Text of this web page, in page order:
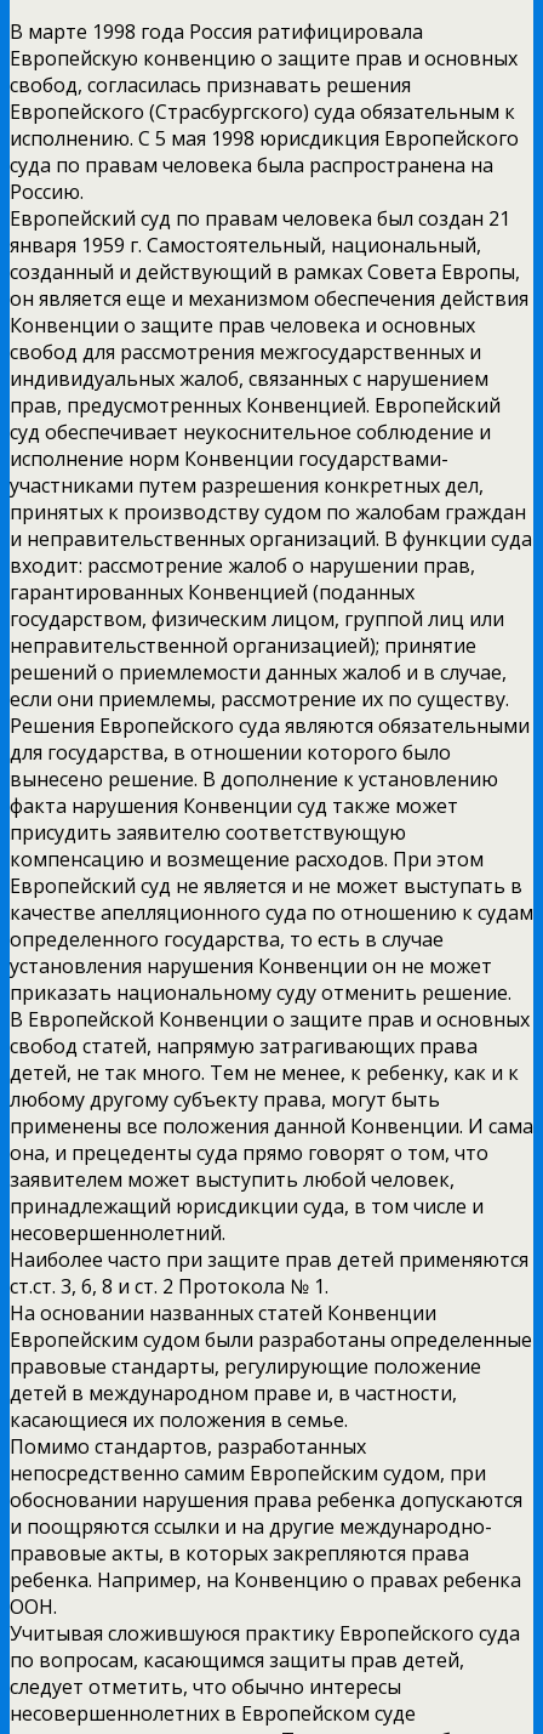
В марте 1998 года Россия ратифицировала
Европейскую конвенцию о защите прав и основных
свобод, согласилась признавать решения
Европейского (Страсбургского) суда обязательным к
исполнению. С 5 мая 1998 юрисдикция Европейского
суда по правам человека была распространена на
Россию.
Европейский суд по правам человека был создан 21
января 1959 г. Самостоятельный, национальный,
созданный и действующий в рамках Совета Европы,
он является еще и механизмом обеспечения действия
Конвенции о защите прав человека и основных
свобод для рассмотрения межгосударственных и
индивидуальных жалоб, связанных с нарушением
прав, предусмотренных Конвенцией. Европейский
суд обеспечивает неукоснительное соблюдение и
исполнение норм Конвенции государствами-
участниками путем разрешения конкретных дел,
принятых к производству судом по жалобам граждан
и неправительственных организаций. В функции суда
входит: рассмотрение жалоб о нарушении прав,
гарантированных Конвенцией (поданных
государством, физическим лицом, группой лиц или
неправительственной организацией); принятие
решений о приемлемости данных жалоб и в случае,
если они приемлемы, рассмотрение их по существу.
Решения Европейского суда являются обязательными
для государства, в отношении которого было
вынесено решение. В дополнение к установлению
факта нарушения Конвенции суд также может
присудить заявителю соответствующую
компенсацию и возмещение расходов. При этом
Европейский суд не является и не может выступать в
качестве апелляционного суда по отношению к судам
определенного государства, то есть в случае
установления нарушения Конвенции он не может
приказать национальному суду отменить решение.
В Европейской Конвенции о защите прав и основных
свобод статей, напрямую затрагивающих права
детей, не так много. Тем не менее, к ребенку, как и к
любому другому субъекту права, могут быть
применены все положения данной Конвенции. И сама
она, и прецеденты суда прямо говорят о том, что
заявителем может выступить любой человек,
принадлежащий юрисдикции суда, в том числе и
несовершеннолетний.
Наиболее часто при защите прав детей применяются
ст.ст. 3, 6, 8 и ст. 2 Протокола № 1.
На основании названных статей Конвенции
Европейским судом были разработаны определенные
правовые стандарты, регулирующие положение
детей в международном праве и, в частности,
касающиеся их положения в семье.
Помимо стандартов, разработанных
непосредственно самим Европейским судом, при
обосновании нарушения права ребенка допускаются
и поощряются ссылки и на другие международно-
правовые акты, в которых закрепляются права
ребенка. Например, на Конвенцию о правах ребенка
ООН.
Учитывая сложившуюся практику Европейского суда
по вопросам, касающимся защиты прав детей,
следует отметить, что обычно интересы
несовершеннолетних в Европейском суде